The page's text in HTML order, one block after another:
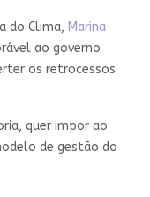
do Clima, Marina
ao governo
os retrocessos
quer impor ao
de gestão do